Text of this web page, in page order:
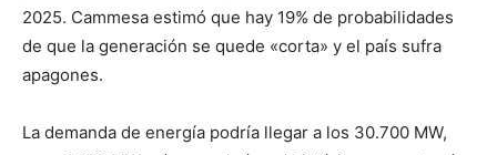
2025. Cammesa estimó que hay 19% de probabilidades
de que la generación se quede «corta» y el país sufra
apagones.
La demanda de energía podría llegar a los 30.700 MW,